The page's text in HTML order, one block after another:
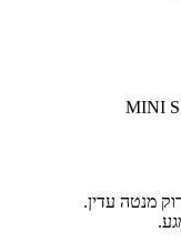
מנטה עדין.